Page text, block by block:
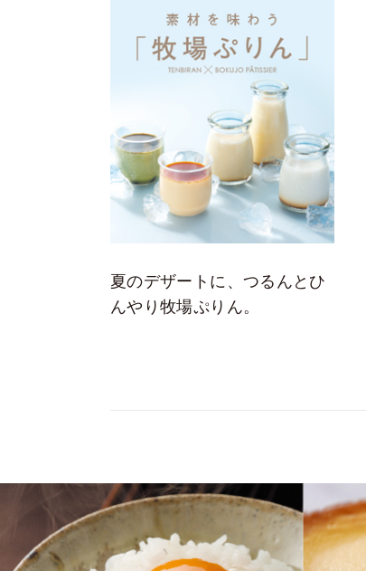
夏のデザートに、つるんとひ
んやり牧場ぷりん。